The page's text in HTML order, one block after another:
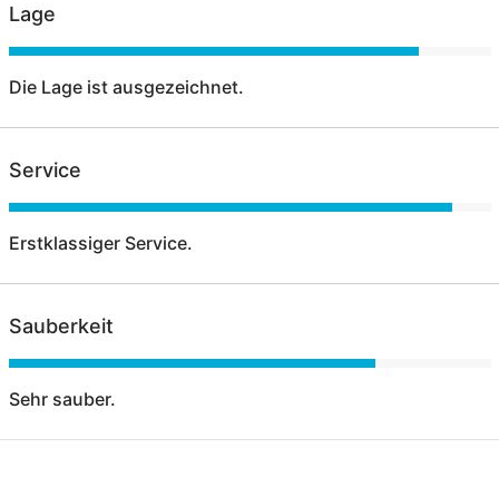
Lage
Die Lage ist ausgezeichnet.
Service
Erstklassiger Service.
Sauberkeit
Sehr sauber.